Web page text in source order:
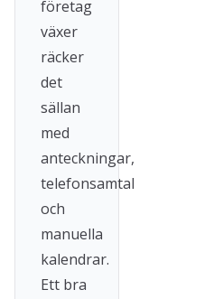
företag
växer
räcker
det
sällan
med
anteckningar,
telefonsamtal
och
manuella
kalendrar.
Ett bra